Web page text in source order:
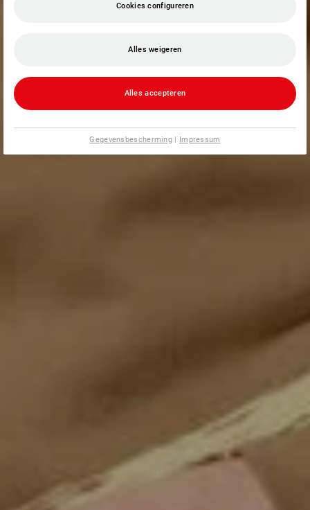
Cookies configureren
Alles weigeren
Alles accepteren
Gegevensbescherming | Impressum